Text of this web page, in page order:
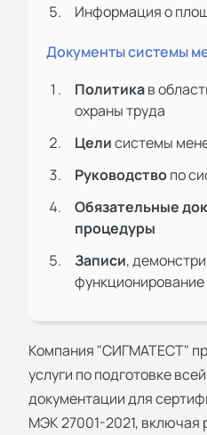
Информация о
Документы системы
Политикав
охраны труда
Целисистемы
Руководствопо
Обязательные
процедуры
Записи,
Компания "СИГМАТЕСТ"
услуги по подготовке
документации для
МЭК 27001-2021, включая